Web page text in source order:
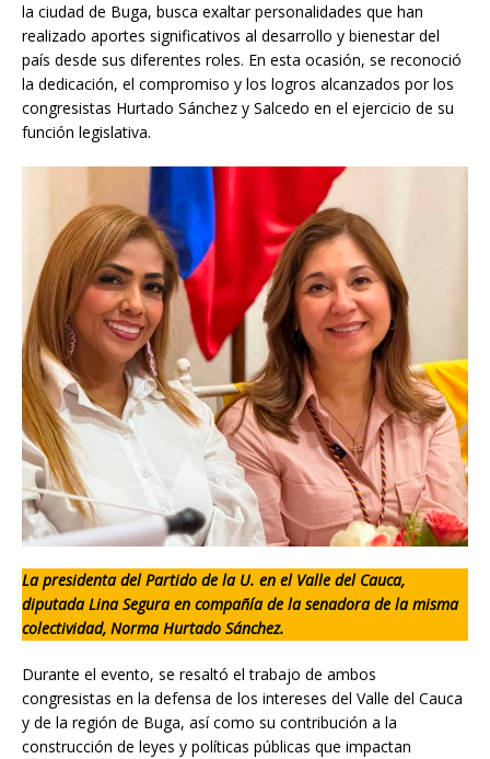
la ciudad de Buga, busca exaltar personalidades que han
realizado aportes significativos al desarrollo y bienestar del
país desde sus diferentes roles. En esta ocasión, se reconoció
la dedicación, el compromiso y los logros alcanzados por los
congresistas Hurtado Sánchez y Salcedo en el ejercicio de su
función legislativa.
La presidenta del Partido de la U. en el Valle del Cauca,
diputada Lina Segura en compañía de la senadora de la misma
colectividad, Norma Hurtado Sánchez.
Durante el evento, se resaltó el trabajo de ambos
congresistas en la defensa de los intereses del Valle del Cauca
y de la región de Buga, así como su contribución a la
construcción de leyes y políticas públicas que impactan